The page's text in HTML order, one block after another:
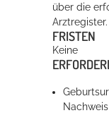
über die
Arztregister.
FRISTEN
Keine